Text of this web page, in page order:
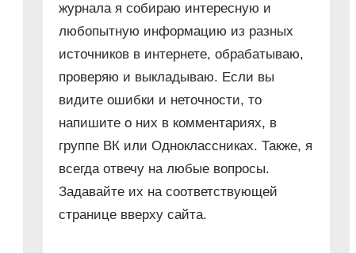
журнала я собираю интересную и
любопытную информацию из разных
источников в интернете, обрабатываю,
проверяю и выкладываю. Если вы
видите ошибки и неточности, то
напишите о них в комментариях, в
группе ВК или Одноклассниках. Также, я
всегда отвечу на любые вопросы.
Задавайте их на соответствующей
странице вверху сайта.